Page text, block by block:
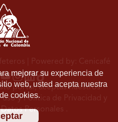
mejorar su experiencia de
web, usted acepta nuestra
cookies.
| Powered by: Cenicafé
portal, aceptas nuestros
usoyPolítica de Privacidad y
Personales